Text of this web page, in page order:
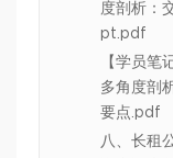
度剖析：
pt.pdf
【学员笔
多角度剖
要点.pdf
八、长租